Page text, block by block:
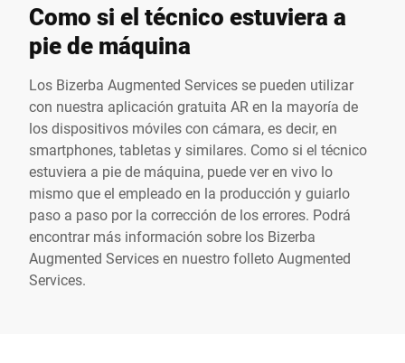
Como si el técnico estuviera a
pie de máquina
Los Bizerba Augmented Services se pueden utilizar
con nuestra aplicación gratuita AR en la mayoría de
los dispositivos móviles con cámara, es decir, en
smartphones, tabletas y similares. Como si el técnico
estuviera a pie de máquina, puede ver en vivo lo
mismo que el empleado en la producción y guiarlo
paso a paso por la corrección de los errores. Podrá
encontrar más información sobre los Bizerba
Augmented Services en nuestrofolleto Augmented
Services.